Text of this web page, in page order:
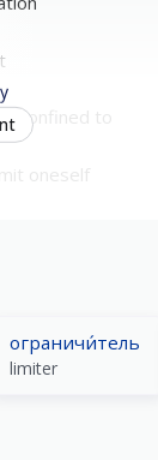
confined to
ограничи́тель
limiter